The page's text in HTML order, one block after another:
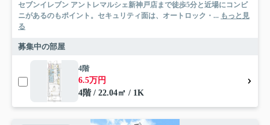
セブンイレブン アントレマルシェ新神戸店まで徒歩5分と近場にコンビ
ニがあるのもポイント。セキュリティ面は、オートロック・... もっと見
る
募集中の部屋
4階
6.5万円
4階 / 22.04㎡ / 1K